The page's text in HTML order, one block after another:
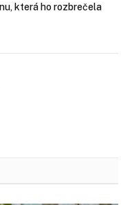
která ho rozbrečela